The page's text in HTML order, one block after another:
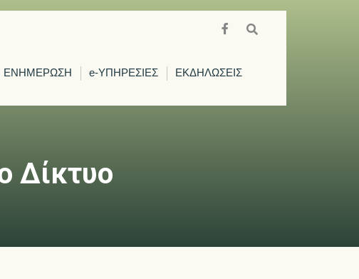
ΕΝΗΜΕΡΩΣΗ e-ΥΠΗΡΕΣΙΕΣ ΕΚΔΗΛΩΣΕΙΣ
Δίκτυο